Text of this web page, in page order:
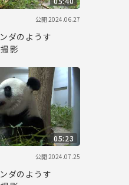
公開2024.06.27
ダのようす
影
05:23
公開2024.07.25
ダのようす